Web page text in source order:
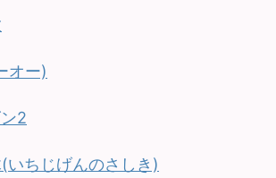
オー)
2
いちじげんのさしき)